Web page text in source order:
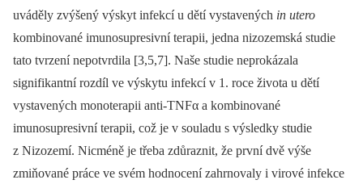
uváděly zvýšený výskyt infekcí u dětí vystavených in utero
kombinované imunosupresivní terapii, jedna nizozemská studie
tato tvrzení nepotvrdila [3,5,7]. Naše studie neprokázala
signifikantní rozdíl ve výskytu infekcí v 1. roce života u dětí
vystavených monoterapii anti-TNFα a kombinované
imunosupresivní terapii, což je v souladu s výsledky studie
z Nizozemí. Nicméně je třeba zdůraznit, že první dvě výše
zmiňované práce ve svém hodnocení zahrnovaly i virové infekce